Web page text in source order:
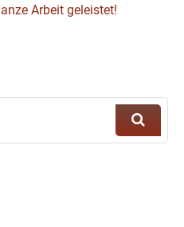
Arbeit geleistet!